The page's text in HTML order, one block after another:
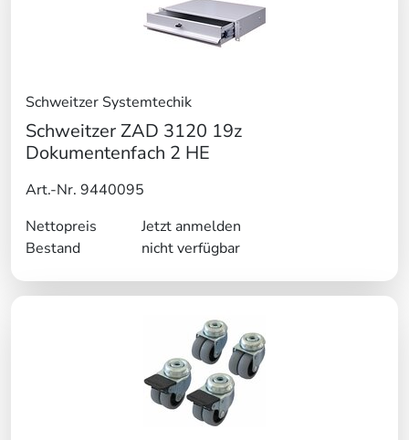
Schweitzer Systemtechik
Schweitzer ZAD 3120 19z
Dokumentenfach 2 HE
Art.-Nr. 9440095
Nettopreis
Jetzt anmelden
Bestand
nicht verfügbar